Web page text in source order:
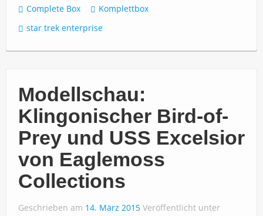
Complete Box
Komplettbox
star trek enterprise
Modellschau:
Klingonischer Bird-of-
Prey und USS Excelsior
von Eaglemoss
Collections
Geschrieben am 14. März 2015 Veröffentlicht unter